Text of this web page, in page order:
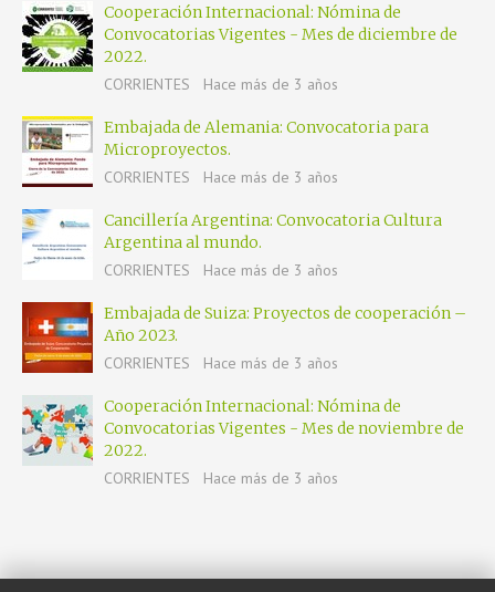
Cooperación Internacional: Nómina de
Convocatorias Vigentes - Mes de diciembre de
2022.
CORRIENTES
Hace más de 3 años
Embajada de Alemania: Convocatoria para
Microproyectos.
CORRIENTES
Hace más de 3 años
Cancillería Argentina: Convocatoria Cultura
Argentina al mundo.
CORRIENTES
Hace más de 3 años
Embajada de Suiza: Proyectos de cooperación –
Año 2023.
CORRIENTES
Hace más de 3 años
Cooperación Internacional: Nómina de
Convocatorias Vigentes - Mes de noviembre de
2022.
CORRIENTES
Hace más de 3 años